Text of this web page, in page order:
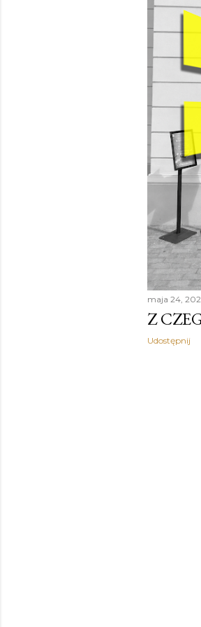
maja 24,
Z
Udostępnij